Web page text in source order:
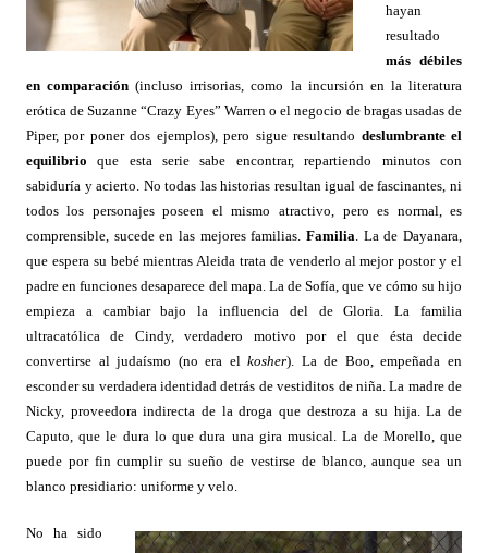
hayan
resultado
más débiles
en comparación (incluso irrisorias, como la incursión en la literatura
erótica de Suzanne “Crazy Eyes” Warren o el negocio de bragas usadas de
Piper, por poner dos ejemplos), pero sigue resultando deslumbrante el
equilibrio que esta serie sabe encontrar, repartiendo minutos con
sabiduría y acierto. No todas las historias resultan igual de fascinantes, ni
todos los personajes poseen el mismo atractivo, pero es normal, es
comprensible, sucede en las mejores familias.Familia . La de Dayanara,
que espera su bebé mientras Aleida trata de venderlo al mejor postor y el
padre en funciones desaparece del mapa. La de Sofía, que ve cómo su hijo
empieza a cambiar bajo la influencia del de Gloria. La familia
ultracatólica de Cindy, verdadero motivo por el que ésta decide
convertirse al judaísmo (no era elkosher). La de Boo, empeñada en
esconder su verdadera identidad detrás de vestiditos de niña. La madre de
Nicky, proveedora indirecta de la droga que destroza a su hija. La de
Caputo, que le dura lo que dura una gira musical. La de Morello, que
puede por fin cumplir su sueño de vestirse de blanco, aunque sea un
blanco presidiario: uniforme y velo.
No ha sido